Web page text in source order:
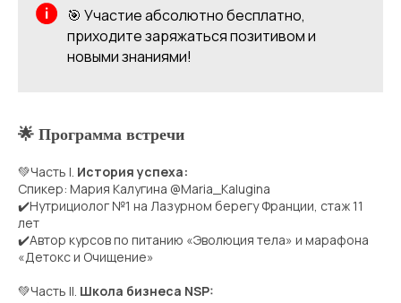
🎯 Участие абсолютно бесплатно,
приходите заряжаться позитивом и
новыми знаниями!
🌟 Программа встречи
💚Часть I. История успеха:
Спикер: Мария Калугина @Maria_Kalugina
✔️Нутрициолог №1 на Лазурном берегу Франции, стаж 11
лет
✔️Автор курсов по питанию «Эволюция тела» и марафона
«Детокс и Очищение»
💚Часть II. Школа бизнеса NSP: